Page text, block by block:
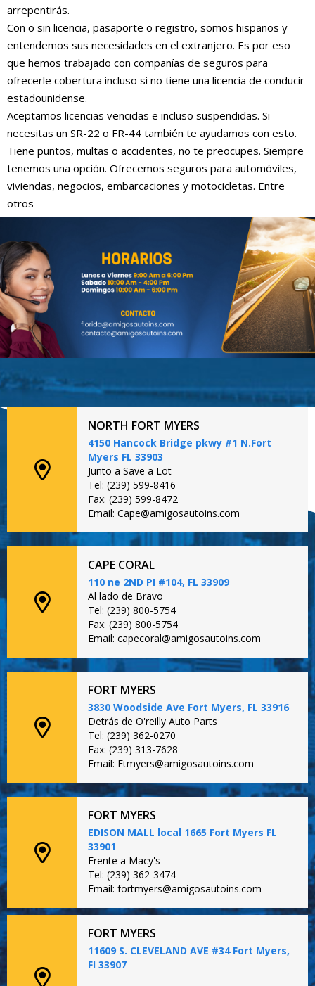
arrepentirás.
Con o sin licencia, pasaporte o registro, somos hispanos y
entendemos sus necesidades en el extranjero. Es por eso
que hemos trabajado con compañías de seguros para
ofrecerle cobertura incluso si no tiene una licencia de conducir
estadounidense.
Aceptamos licencias vencidas e incluso suspendidas. Si
necesitas un SR-22 o FR-44 también te ayudamos con esto.
Tiene puntos, multas o accidentes, no te preocupes. Siempre
tenemos una opción. Ofrecemos seguros para automóviles,
viviendas, negocios, embarcaciones y motocicletas. Entre
otros
NORTH FORT MYERS
4150 Hancock Bridge pkwy #1 N.Fort
Myers FL 33903
Junto a Save a Lot
Tel: (239) 599-8416
Fax: (239) 599-8472
Email: Cape@amigosautoins.com
CAPE CORAL
110 ne 2ND PI #104, FL 33909
Al lado de Bravo
Tel: (239) 800-5754
Fax: (239) 800-5754
Email: capecoral@amigosautoins.com
FORT MYERS
3830 Woodside Ave Fort Myers, FL 33916
Detrás de O'reilly Auto Parts
Tel: (239) 362-0270
Fax: (239) 313-7628
Email: Ftmyers@amigosautoins.com
FORT MYERS
EDISON MALL local 1665 Fort Myers FL
33901
Frente a Macy's
Tel: (239) 362-3474
Email: fortmyers@amigosautoins.com
FORT MYERS
11609 S. CLEVELAND AVE #34 Fort Myers,
Fl 33907